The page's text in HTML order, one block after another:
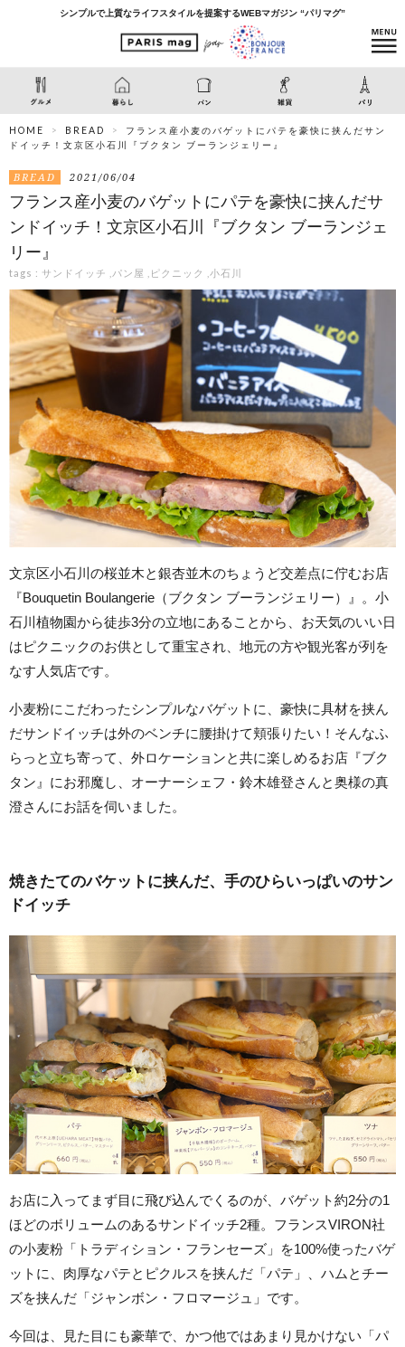
シンプルで上質なライフスタイルを提案するWEBマガジン “パリマグ”
HOME BREAD
フランス産小麦のバゲットにパテを豪快に挟んだサン
ドイッチ！文京区小石川『ブクタン ブーランジェリー』
BREAD 2021/06/04
フランス産小麦のバゲットにパテを豪快に挟んだサ
ンドイッチ！文京区小石川『ブクタン ブーランジェ
リー』
tags : サンドイッチ パン屋 ピクニック 小石川
文京区小石川の桜並木と銀杏並木のちょうど交差点に佇むお店
『Bouquetin Boulangerie（ブクタン ブーランジェリー）』。小
石川植物園から徒歩3分の立地にあることから、お天気のいい日
はピクニックのお供として重宝され、地元の方や観光客が列を
なす人気店です。
小麦粉にこだわったシンプルなバゲットに、豪快に具材を挟ん
だサンドイッチは外のベンチに腰掛けて頬張りたい！そんなふ
らっと立ち寄って、外ロケーションと共に楽しめるお店『ブク
タン』にお邪魔し、オーナーシェフ・鈴木雄登さんと奥様の真
澄さんにお話を伺いました。
焼きたてのバケットに挟んだ、手のひらいっぱいのサン
ドイッチ
お店に入ってまず目に飛び込んでくるのが、バゲット約2分の1
ほどのボリュームのあるサンドイッチ2種。フランスVIRON社
の小麦粉「トラディション・フランセーズ」を100%使ったバゲ
ットに、肉厚なパテとピクルスを挟んだ「パテ」、ハムとチー
ズを挟んだ「ジャンボン・フロマージュ」です。
今回は、見た目にも豪華で、かつ他ではあまり見かけない「パ